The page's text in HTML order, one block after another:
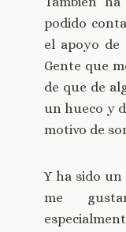
podido
el apoyo de
Gente que
de que de
un hueco y
motivo de
Y ha sido
me